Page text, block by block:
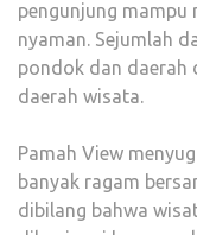
pengunjung mampu
nyaman. Sejumlah
pondok dan daerah
daerah wisata.
Pamah View
banyak ragam
dibilang bahwa